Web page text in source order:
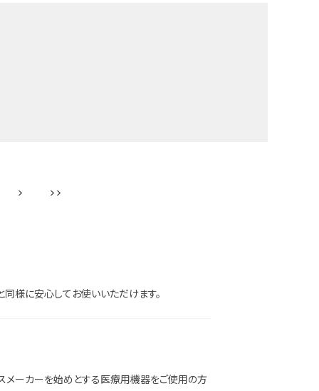
様に安心してお使いいただけます。
メーカーを始めとする医療用機器をご使用の方